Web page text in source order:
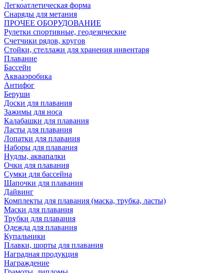
Легкоатлетическая форма
Снаряды для метания
ПРОЧЕЕ ОБОРУДОВАНИЕ
Рулетки спортивные, геодезические
Счетчики рядов, кругов
Стойки, стеллажи для хранения инвентаря
Плавание
Бассейн
Аквааэробика
Антифог
Беруши
Доски для плавания
Зажимы для носа
Калабашки для плавания
Ласты для плавания
Лопатки для плавания
Наборы для плавания
Нудлы, аквапалки
Очки для плавания
Сумки для бассейна
Шапочки для плавания
Дайвинг
Комплекты для плавания (маска, трубка, ласты)
Маски для плавания
Трубки для плавания
Одежда для плавания
Купальники
Плавки, шорты для плавания
Наградная продукция
Награждение